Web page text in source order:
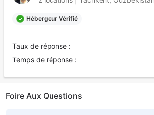
Hébergeur Vérifié
Taux de réponse :
Temps de réponse :
Foire Aux Questions